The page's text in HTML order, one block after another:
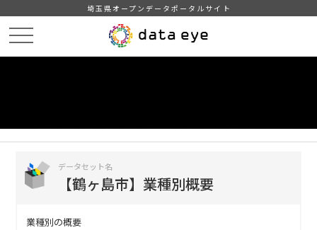
埼玉県オープンデータポータルサイト
DATA
データセット名
【鶴ヶ島市】業種別概要
業種別の概要